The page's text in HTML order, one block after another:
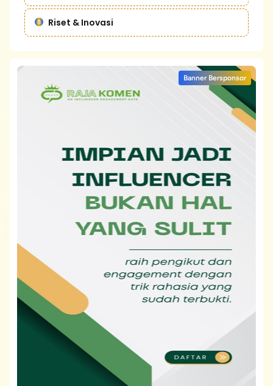
Riset & Inovasi
Banner Bersponsor